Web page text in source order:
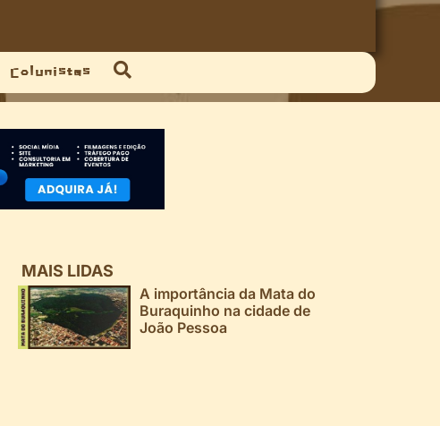
Colunistas
MAIS LIDAS
A importância da Mata do
Buraquinho na cidade de
João Pessoa